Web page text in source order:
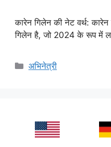
कारेन गिलेन की नेट वर्थ: कारेन
गिलेन है, जो 2024 के रूप में
Categories
अभिनेत्री